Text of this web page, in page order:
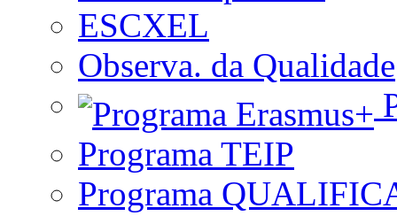
ESCXEL
Observa. da Qualidade
Programa TEIP
Programa